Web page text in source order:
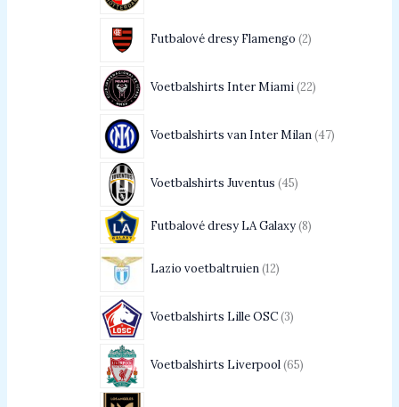
Futbalové dresy Flamengo 2
Voetbalshirts Inter Miami 22
Voetbalshirts van Inter Milan 47
Voetbalshirts Juventus 45
Futbalové dresy LA Galaxy 8
Lazio voetbaltruien 12
Voetbalshirts Lille OSC 3
Voetbalshirts Liverpool 65